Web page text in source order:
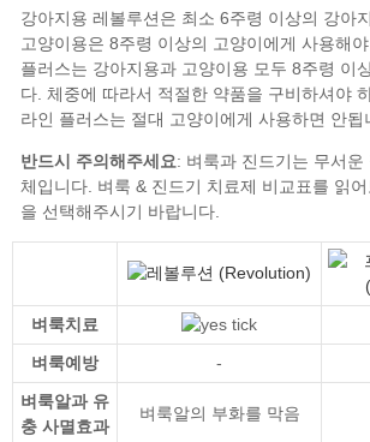
반드시 주의해주세요
벼룩 & 진드기 치료제 비교표
벼룩치료
벼룩예방
-
벼룩알과 유
충 사멸효과
벼룩알의 부화를 막음